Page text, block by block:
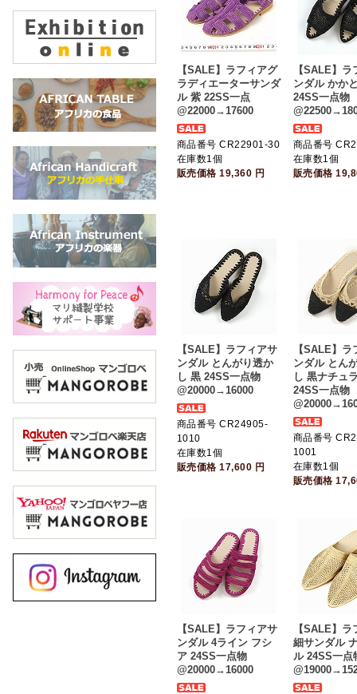
【SALE】ラフィアグ
ラディエーターサンダ
ル 紫 22SS一点
@22000→17600
商品番号 CR22901-30
在庫数1個
販売価格19,360 円
【SALE】ラ
ンダル かか
24SS一点物
商品番号
在庫数1個
販売価格
【SALE】ラフィアサ
ンダル とんがり透か
し 黒 24SS一点物
@20000→16000
商品番号 CR24905-
1010
在庫数1個
販売価格17,600 円
【SALE】ラ
ンダル とん
し 黒ナチュ
24SS一点物
商品番号
1001
在庫数1個
販売価格
【SALE】ラフィアサ
ンダル 4ライン フシ
ア 24SS一点物
@20000→16000
【SALE】ラ
細サンダル
ル 24SS一点